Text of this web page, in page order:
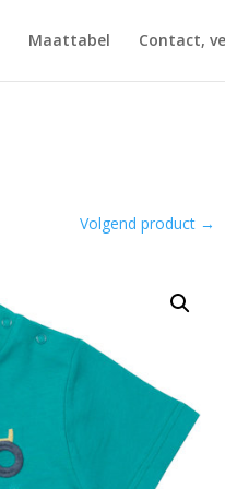
Maattabel Contact,
Volgend product →